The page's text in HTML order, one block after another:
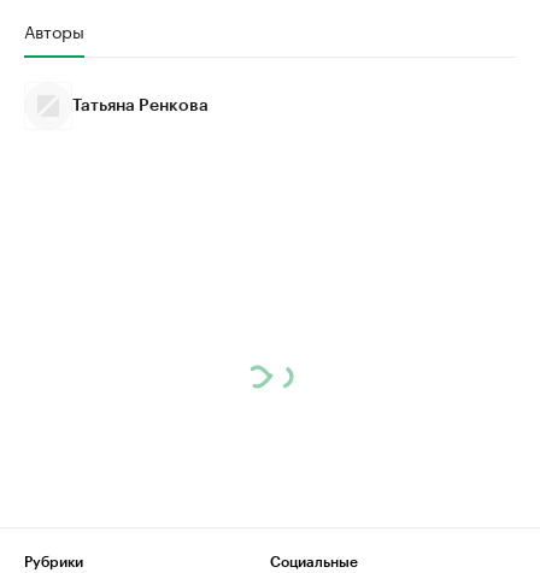
Авторы
Татьяна Ренкова
Рубрики
Социальные